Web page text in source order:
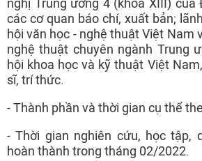
nghị Trung ương 4 (khóa XIII) của
các cơ quan báo chí, xuất bản;
hội văn học - nghệ thuật Việt Nam
nghệ thuật chuyên ngành Trung
hội khoa học và kỹ thuật Việt
sĩ, trí thức.
- Thành phần và thời gian cụ thể
- Thời gian nghiên cứu, học tập,
hoàn thành trong tháng 02/2022.